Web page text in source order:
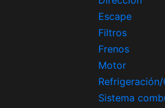
Escape
Filtros
Frenos
Motor
Sistema